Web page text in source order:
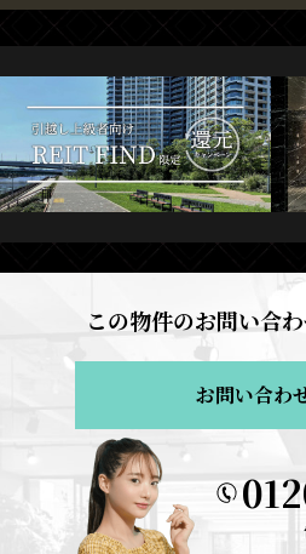
この物件のお問い合
お問い合わ